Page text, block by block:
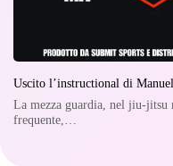
Uscito l’instructional di
La mezza guardia, nel jiu-jitsu
frequente,…